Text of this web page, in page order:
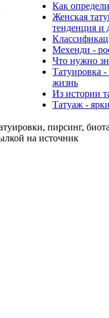
Как
Женская
тенденция и
Мехенди -
Что нужно
Татуировка
жизнь
Из истории
Татуаж -
пирсинг,
на источник